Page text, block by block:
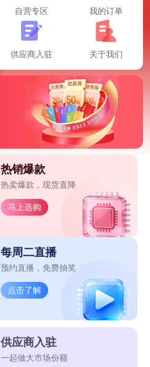
自营专区 我的订单
供应商入驻 关于我们
热销爆款
热卖爆款，现货直降
马上选购
每周二直播
预约直播，免费抽奖
点击了解
供应商入驻
一起做大市场份额